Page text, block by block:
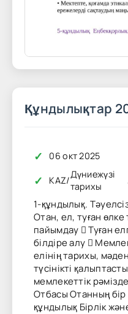
Құндылықтар
✓ 06 окт 2025
✓ KAZ/
Дүниежүзі
тарихы
1-құндылық.
Отан, ел, туған
пайымдау  Туған
білдіре алу 
елінің тарихы,
түсінікті
мемлекеттік
Отбасы Отанның бір
құндылық Бірлік